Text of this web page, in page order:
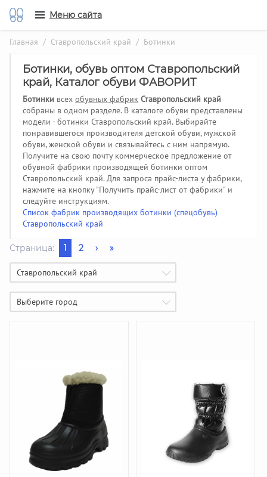
Меню сайта
Главная / Ставропольский край / Ботинки
Ботинки, обувь оптом Ставропольский
край, Каталог обуви ФАВОРИТ
Ботинки всех обувных фабрик Ставропольский край
собраны в одном разделе. В каталоге обуви представлены
модели - ботинки Ставропольский край. Выбирайте
понравившегося производителя детской обуви, мужской
обуви, женской обуви и связывайтесь с ним напрямую.
Получите на свою почту коммерческое предложение от
обувной фабрики производящей ботинки оптом
Ставропольский край. Для запроса прайс-листа у фабрики,
нажмите на кнопку "Получить прайс-лист от фабрики" и
следуйте инструкциям.
Список фабрик производящих ботинки (спецобувь)
Ставропольский край
Страница: 1 2 › »
Ставропольский край
Выберите город